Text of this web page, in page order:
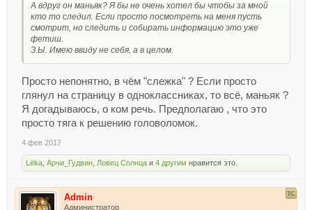
А вдруг он маньяк? Я бы не очень хотел бы чтобы за мной
кто то следил. Если просто посмотреть на меня пусть
смотрит, но следить и собирать информацию это уже
фетиш.
З.Ы. Имею ввиду не себя, а в целом.
Просто непонятно, в чём "слежка" ? Если просто
глянул на страницу в одноклассниках, то всё, маньяк ?
Я догадываюсь, о ком речь. Предполагаю , что это
просто тяга к решению головоломок.
4 фев 2017
Lёka Арчи_Гудвин Ловец Солнца и 4 другим нравится это.
Admin
Администратор